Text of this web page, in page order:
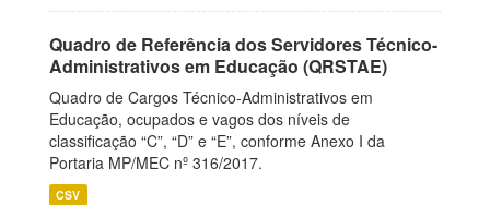
Quadro de Referência dos Servidores Técnico-
Administrativos em Educação (QRSTAE)
Quadro de Cargos Técnico-Administrativos em
Educação, ocupados e vagos dos níveis de
classificação “C”, “D” e “E”, conforme Anexo I da
Portaria MP/MEC nº 316/2017.
CSV